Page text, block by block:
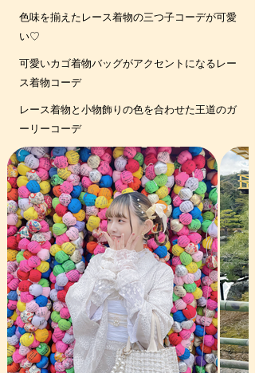
色味を揃えたレース着物の三つ子コーデが可愛
い♡
可愛いカゴ着物バッグがアクセントになるレー
ス着物コーデ
レース着物と小物飾りの色を合わせた王道のガ
ーリーコーデ